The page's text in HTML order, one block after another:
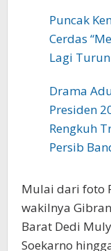
Puncak
Cerdas
Lagi Turun
Drama
Presiden
Rengkuh
Persib
Mulai dari foto
wakilnya
Barat Dedi
Soekarno